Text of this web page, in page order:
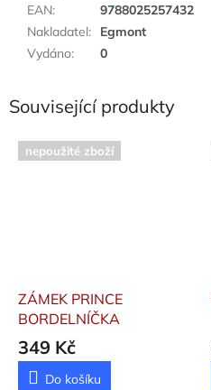
EAN:
9788025257432
Nakladatel:
Egmont
Vydáno: 0
Související produkty
nepoužité zboží
ZÁMEK PRINCE
BORDELNÍČKA
349 Kč
Do košíku